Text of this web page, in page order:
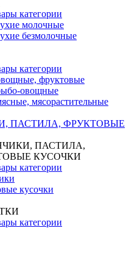
категории
молочные
безмолочные
категории
фруктовые
овощные
мясорастительные
ПАСТИЛА, ФРУКТОВЫЕ
ПАСТИЛА,
КУСОЧКИ
категории
кусочки
категории